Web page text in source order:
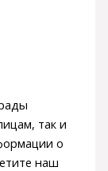
так и
о
наш